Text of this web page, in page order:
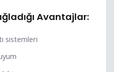
Avantajlar:
sistemleri